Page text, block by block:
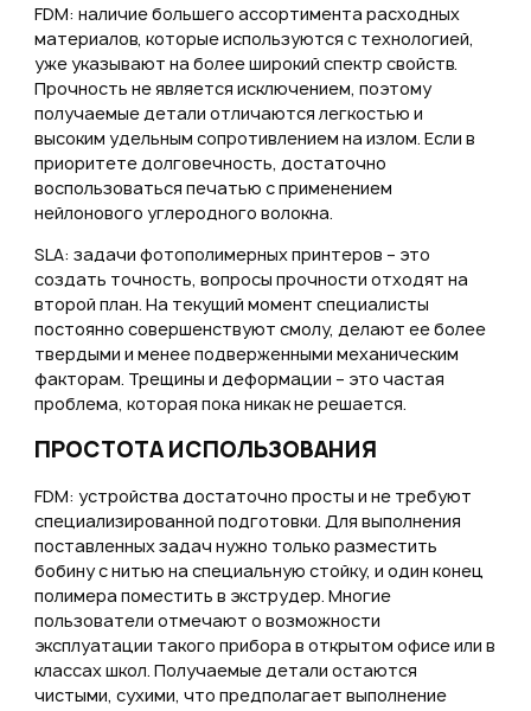
FDM: наличие большего ассортимента расходных
материалов, которые используются с технологией,
уже указывают на более широкий спектр свойств.
Прочность не является исключением, поэтому
получаемые детали отличаются легкостью и
высоким удельным сопротивлением на излом. Если в
приоритете долговечность, достаточно
воспользоваться печатью с применением
нейлонового углеродного волокна.
SLA: задачи фотополимерных принтеров – это
создать точность, вопросы прочности отходят на
второй план. На текущий момент специалисты
постоянно совершенствуют смолу, делают ее более
твердыми и менее подверженными механическим
факторам. Трещины и деформации – это частая
проблема, которая пока никак не решается.
ПРОСТОТА ИСПОЛЬЗОВАНИЯ
FDM: устройства достаточно просты и не требуют
специализированной подготовки. Для выполнения
поставленных задач нужно только разместить
бобину с нитью на специальную стойку, и один конец
полимера поместить в экструдер. Многие
пользователи отмечают о возможности
эксплуатации такого прибора в открытом офисе или в
классах школ. Получаемые детали остаются
чистыми, сухими, что предполагает выполнение